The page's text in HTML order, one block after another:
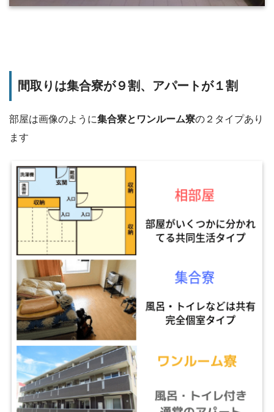
間取りは集合寮が９割、アパートが１割
部屋は画像のように集合寮とワンルーム寮の２タイプあり
ます